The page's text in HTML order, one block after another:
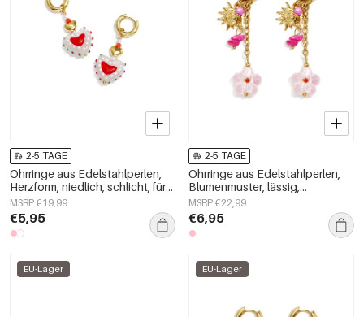
2-5 TAGE
Ohrringe aus Edelstahlperlen,
Herzform, niedlich, schlicht, für
jeden Tag, Damenschmuck
MSRP €19,99
€5,95
2-5 TAGE
Ohrringe aus Edelstahlperlen,
Blumenmuster, lässig,
Urlaub/Strand, romantische
Serie, Damenschmuck
MSRP €22,99
€6,95
EU-Lager EU-Lager